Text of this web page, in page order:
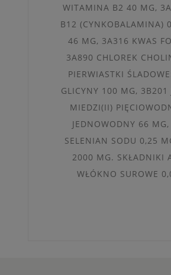
WITAMINA B2 40 MG,
B12 (CYNKOBALAMINA)
46 MG, 3A316 KWAS
3A890 CHLOREK
PIERWIASTKI
GLICYNY 100 MG,
MIEDZI(II)
JEDNOWODNY 66
SELENIAN SODU 0,25
2000 MG. SKŁADNIKI
WŁÓKNO SUROWE